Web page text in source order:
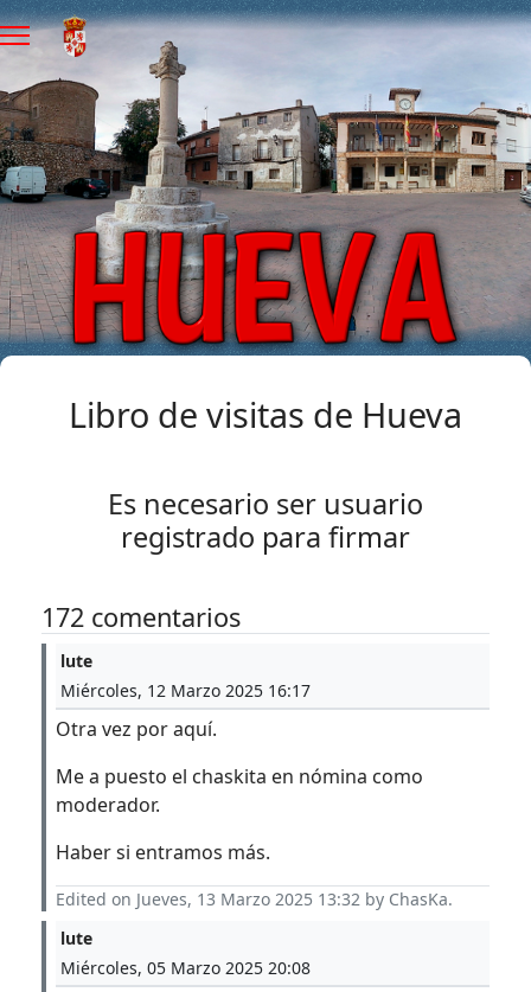
Libro de visitas de Hueva
Es necesario ser usuario
registrado para firmar
172 comentarios
lute
Miércoles, 12 Marzo 2025 16:17
Otra vez por aquí.
Me a puesto el chaskita en nómina como
moderador.
Haber si entramos más.
Edited on Jueves, 13 Marzo 2025 13:32 by ChasKa.
lute
Miércoles, 05 Marzo 2025 20:08